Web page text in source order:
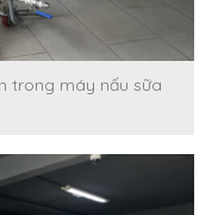
trong máy nấu sữa